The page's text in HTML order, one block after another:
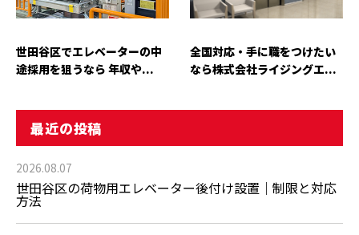
世田谷区でエレベーターの中
途採用を狙うなら 年収や...
全国対応・手に職をつけたい
なら株式会社ライジングエ...
最近の投稿
2026.08.07
世田谷区の荷物用エレベーター後付け設置｜制限と対応
方法